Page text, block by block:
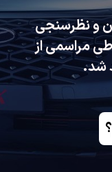
و نظر‌سنجی
مراسمی از
شد.